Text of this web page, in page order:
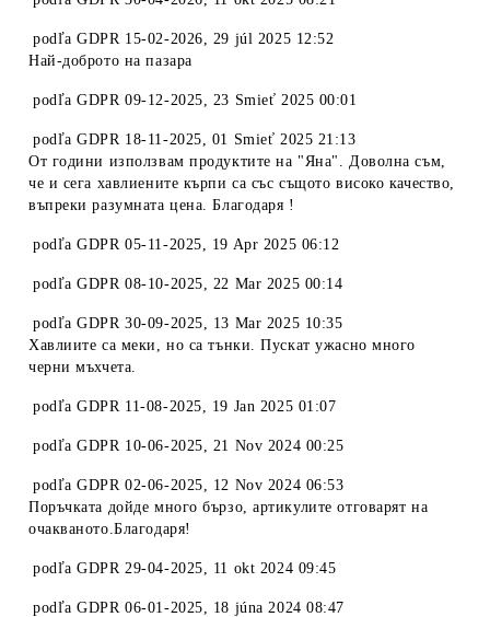
podľaGDPR 15-02-2026, 29 júl 2025 12:52
Най-доброто на пазара
podľaGDPR 09-12-2025, 23 Smieť 2025 00:01
podľaGDPR 18-11-2025, 01 Smieť 2025 21:13
От години използвам продуктите на "Яна". Доволна съм,
че и сега хавлиените кърпи са със същото високо качество,
въпреки разумната цена. Благодаря !
podľaGDPR 05-11-2025, 19 Apr 2025 06:12
podľaGDPR 08-10-2025, 22 Mar 2025 00:14
podľaGDPR 30-09-2025, 13 Mar 2025 10:35
Хавлиите са меки, но са тънки. Пускат ужасно много
черни мъхчета.
podľaGDPR 11-08-2025, 19 Jan 2025 01:07
podľaGDPR 10-06-2025, 21 Nov 2024 00:25
podľaGDPR 02-06-2025, 12 Nov 2024 06:53
Поръчката дойде много бързо, артикулите отговарят на
очакваното.Благодаря!
podľaGDPR 29-04-2025, 11 okt 2024 09:45
podľaGDPR 06-01-2025, 18 júna 2024 08:47